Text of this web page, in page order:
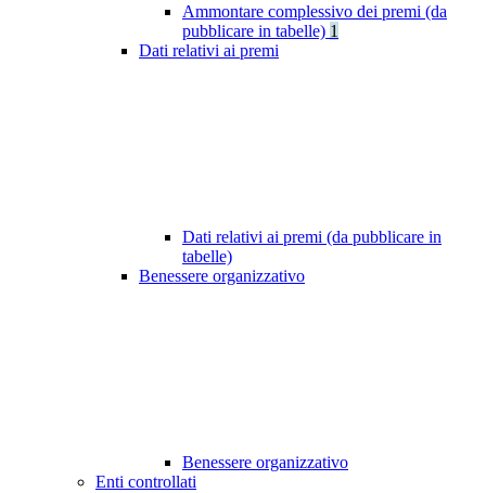
Ammontare complessivo dei premi (da
pubblicare in tabelle) 1
Dati relativi ai premi
Dati relativi ai premi (da pubblicare in
tabelle)
Benessere organizzativo
Benessere organizzativo
Enti controllati